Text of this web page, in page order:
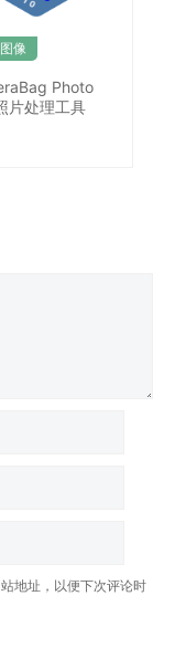
像
Photo
片处理工具
地址，以便下次评论时